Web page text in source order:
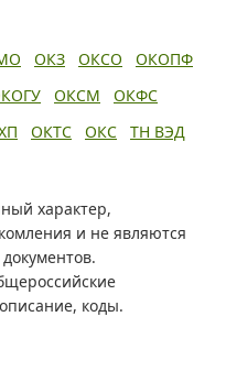
ОКЗ ОКСО
ОКОПФ
ОКСМ
ОКФС
ОКТС ОКС
ТН ВЭД
характер,
и не являются
коды.